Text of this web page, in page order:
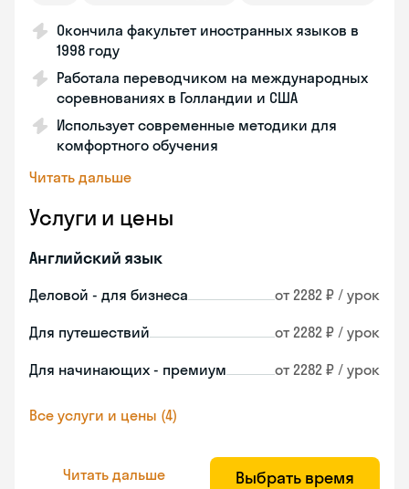
Окончила факультет иностранных языков в
1998 году
Работала переводчиком на международных
соревнованиях в Голландии и США
Использует современные методики для
комфортного обучения
Читать дальше
Услуги и цены
Английский язык
Деловой - для бизнеса от 2282 ₽ / урок
Для путешествий от 2282 ₽ / урок
Для начинающих - премиум от 2282 ₽ / урок
Все услуги и цены (4)
Читать дальше Выбрать время